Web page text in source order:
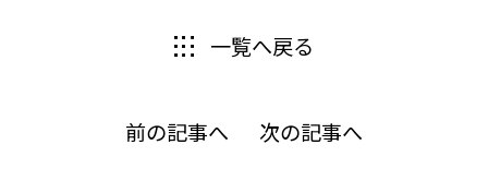
一覧へ戻る
前の記事へ 次の記事へ